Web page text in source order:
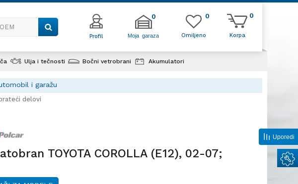
Profil Moja garaza
0
Korpa
0
Omiljeno
0
Ulja i tečnosti Bočni vetrobrani Akumulatori
i garažu
delovi
TOYOTA COROLLA (E12), 02-07;
Uporedi